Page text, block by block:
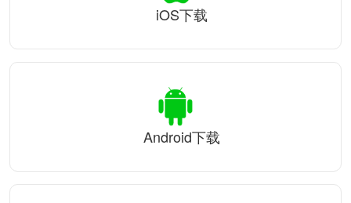
iOS下载
Android下载